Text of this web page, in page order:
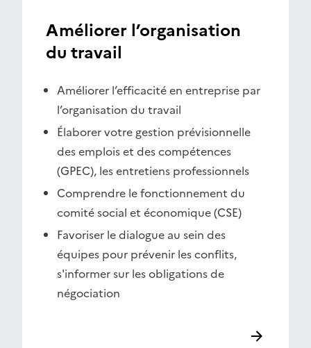
Améliorer l’organisation
du travail
Améliorer l’efficacité en entreprise par
l’organisation du travail
Élaborer votre gestion prévisionnelle
des emplois et des compétences
(GPEC), les entretiens professionnels
Comprendre le fonctionnement du
comité social et économique (CSE)
Favoriser le dialogue au sein des
équipes pour prévenir les conflits,
s'informer sur les obligations de
négociation